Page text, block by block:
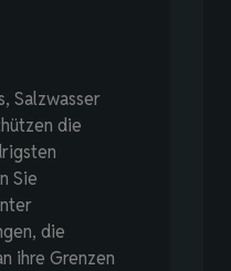
Salzwasser
die
Sie
die
ihre Grenzen